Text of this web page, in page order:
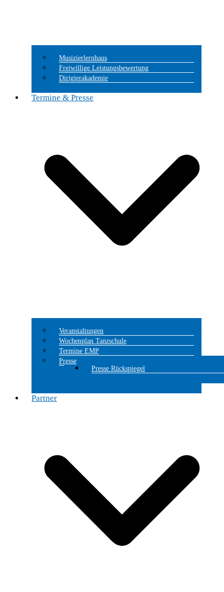
Musizierlernhaus
Freiwillige Leistungsbewertung
Dirigierakademie
Termine & Presse
Veranstaltungen
Wochenplan Tanzschule
Termine EMP
Presse
Presse Rückspiegel
Partner